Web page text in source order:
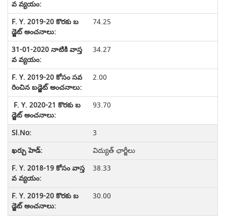
74.25
34.27
2.00
93.70
3
విద్యుత్ ఛార్జీలు
38.33
30.00